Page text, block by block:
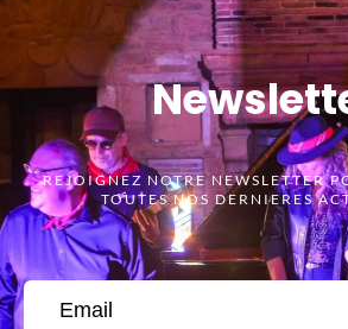
REJOIGNEZ NOTRE NEWSLETTER
TOUTES NOS DERNIERES